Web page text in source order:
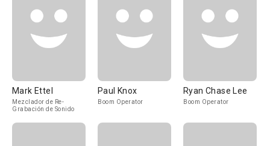
Mark Ettel
Mezclador de Re-
Grabación de Sonido
Paul Knox
Boom Operator
Ryan Chase Lee
Boom Operator